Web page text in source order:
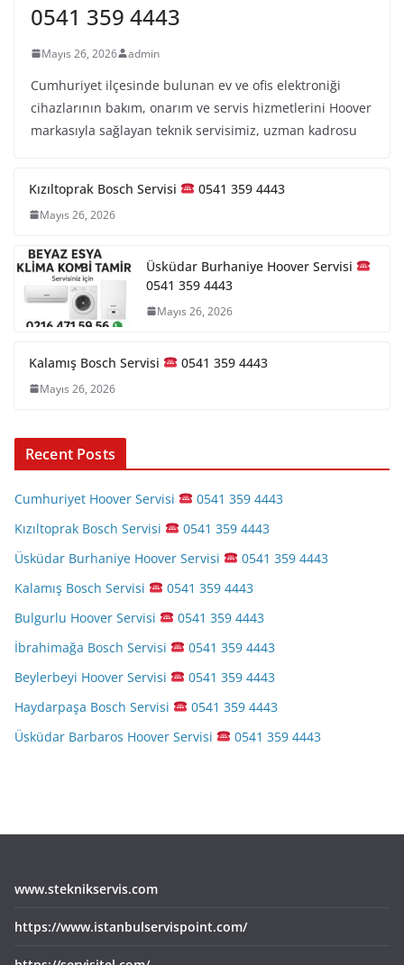
0541 359 4443
Mayıs 26, 2026 admin
Cumhuriyet ilçesinde bulunan ev ve ofis elektroniği
cihazlarının bakım, onarım ve servis hizmetlerini Hoover
markasıyla sağlayan teknik servisimiz, uzman kadrosu
Kızıltoprak Bosch Servisi 0541 359 4443
Mayıs 26, 2026
Üsküdar Burhaniye Hoover Servisi
0541 359 4443
Mayıs 26, 2026
Kalamış Bosch Servisi 0541 359 4443
Mayıs 26, 2026
Recent Posts
Cumhuriyet Hoover Servisi
0541 359 4443
Kızıltoprak Bosch Servisi
0541 359 4443
Üsküdar Burhaniye Hoover Servisi
0541 359 4443
Kalamış Bosch Servisi
0541 359 4443
Bulgurlu Hoover Servisi
0541 359 4443
İbrahimağa Bosch Servisi
0541 359 4443
Beylerbeyi Hoover Servisi
0541 359 4443
Haydarpaşa Bosch Servisi
0541 359 4443
Üsküdar Barbaros Hoover Servisi
0541 359 4443
www.steknikservis.com
https://www.istanbulservispoint.com/